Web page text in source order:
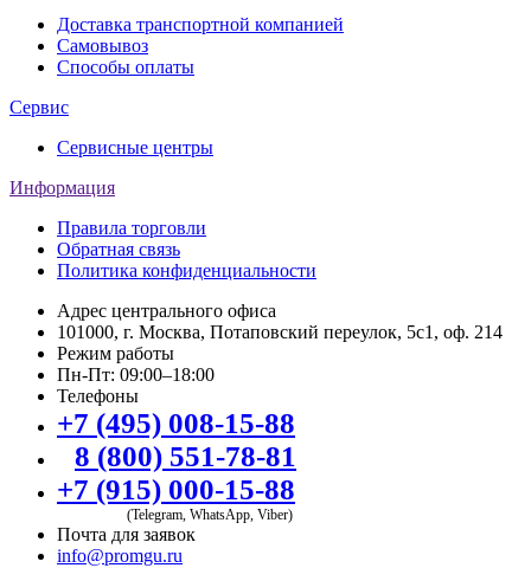
Доставка транспортной компанией
Самовывоз
Способы оплаты
Сервис
Сервисные центры
Информация
Правила торговли
Обратная связь
Политика конфиденциальности
Адрес центрального офиса
101000, г. Москва, Потаповский переулок, 5с1, оф. 214
Режим работы
Пн-Пт: 09:00–18:00
Телефоны
+7 (495) 008-15-88
8 (800) 551-78-81
+7 (915) 000-15-88
(Telegram, WhatsApp, Viber)
Почта для заявок
info@promgu.ru